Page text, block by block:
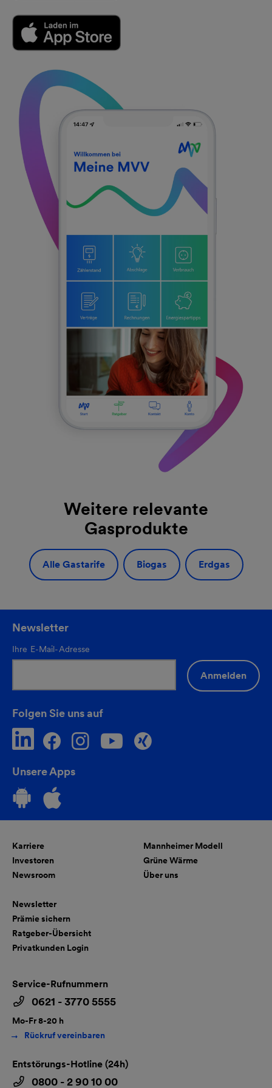
Weitere relevante
Gasprodukte
Alle Gastarife Biogas Erdgas
Newsletter
Ihre E-Mail-Adresse
Anmelden
Folgen Sie uns auf
Unsere Apps
Karriere
Investoren
Newsroom
Mannheimer Modell
Grüne Wärme
Über uns
Newsletter
Prämie sichern
Ratgeber-Übersicht
Privatkunden Login
Service-Rufnummern
0621 - 3770 5555
Mo-Fr 8-20 h
Rückruf vereinbaren
Entstörungs-Hotline (24h)
0800 - 2 90 10 00